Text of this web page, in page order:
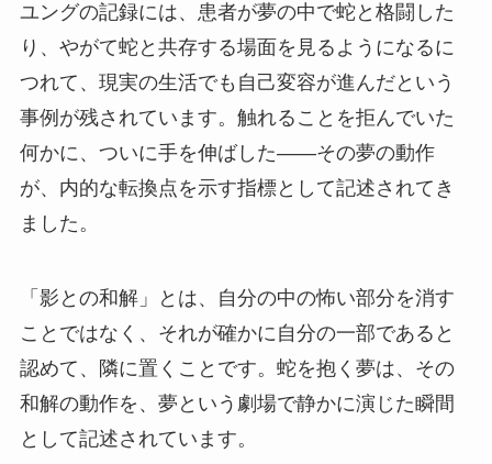
ユングの記録には、患者が夢の中で蛇と格闘した
り、やがて蛇と共存する場面を見るようになるに
つれて、現実の生活でも自己変容が進んだという
事例が残されています。触れることを拒んでいた
何かに、ついに手を伸ばした——その夢の動作
が、内的な転換点を示す指標として記述されてき
ました。
「影との和解」とは、自分の中の怖い部分を消す
ことではなく、それが確かに自分の一部であると
認めて、隣に置くことです。蛇を抱く夢は、その
和解の動作を、夢という劇場で静かに演じた瞬間
として記述されています。